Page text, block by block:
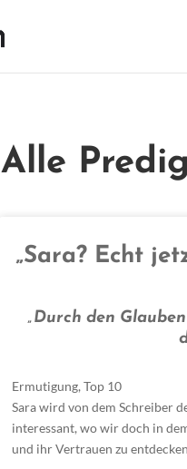
Alle
„Sara? Echt
„Durch den
Ermutigung, Top 10
Sara wird von dem Schreiber
interessant, wo wir doch in
und ihr Vertrauen zu